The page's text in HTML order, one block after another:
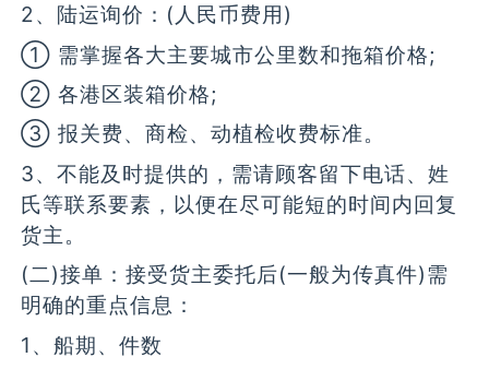
2、陆运询价：(人民币费用)
① 需掌握各大主要城市公里数和拖箱价格;
② 各港区装箱价格;
③ 报关费、商检、动植检收费标准。
3、不能及时提供的，需请顾客留下电话、姓
氏等联系要素，以便在尽可能短的时间内回复
货主。
(二)接单：接受货主委托后(一般为传真件)需
明确的重点信息：
1、船期、件数